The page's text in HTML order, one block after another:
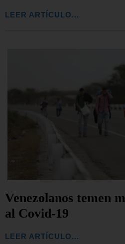
LEER ARTÍCULO...
Venezolanos temen
al Covid-19
LEER ARTÍCULO...